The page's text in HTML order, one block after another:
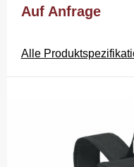
Auf Anfrage
Alle